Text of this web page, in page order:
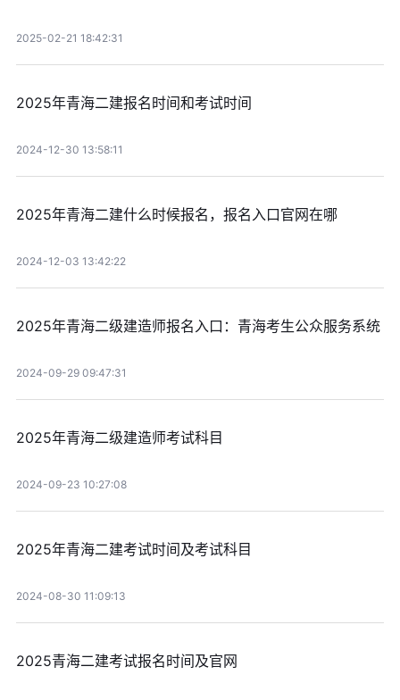
2025-02-21 18:42:31
2025年青海二建报名时间和考试时间
2024-12-30 13:58:11
2025年青海二建什么时候报名，报名入口官网在哪
2024-12-03 13:42:22
2025年青海二级建造师报名入口：青海考生公众服务系统
2024-09-29 09:47:31
2025年青海二级建造师考试科目
2024-09-23 10:27:08
2025年青海二建考试时间及考试科目
2024-08-30 11:09:13
2025青海二建考试报名时间及官网